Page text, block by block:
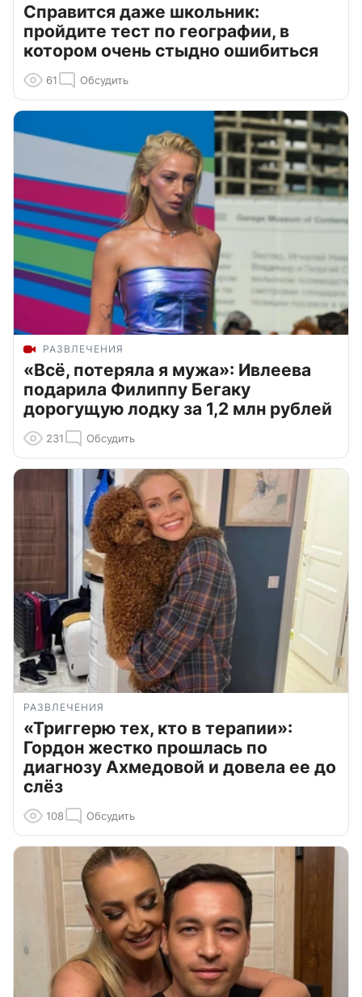
Справится даже школьник:
пройдите тест по географии, в
котором очень стыдно ошибиться
61 Обсудить
РАЗВЛЕЧЕНИЯ
«Всё, потеряла я мужа»: Ивлеева
подарила Филиппу Бегаку
дорогущую лодку за 1,2 млн рублей
231 Обсудить
РАЗВЛЕЧЕНИЯ
«Триггерю тех, кто в терапии»:
Гордон жестко прошлась по
диагнозу Ахмедовой и довела ее до
слёз
108 Обсудить